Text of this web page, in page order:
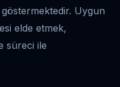
Uygun
elde etmek,
süreci ile